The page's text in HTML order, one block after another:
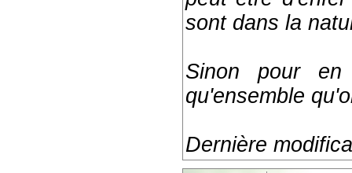
sont dans la
Sinon pour
qu'ensemble
Dernière